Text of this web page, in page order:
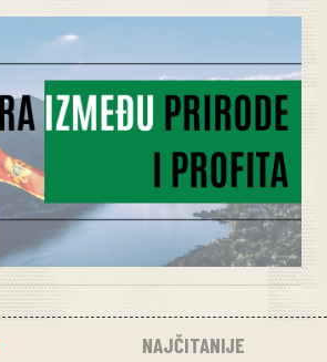
NAJČITANIJE